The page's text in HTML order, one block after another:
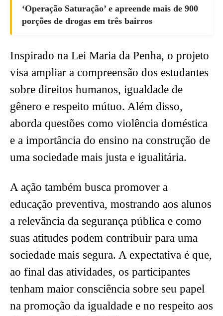
‘Operação Saturação’ e apreende mais de 900
porções de drogas em três bairros
Inspirado na Lei Maria da Penha, o projeto
visa ampliar a compreensão dos estudantes
sobre direitos humanos, igualdade de
gênero e respeito mútuo. Além disso,
aborda questões como violência doméstica
e a importância do ensino na construção de
uma sociedade mais justa e igualitária.
A ação também busca promover a
educação preventiva, mostrando aos alunos
a relevância da segurança pública e como
suas atitudes podem contribuir para uma
sociedade mais segura. A expectativa é que,
ao final das atividades, os participantes
tenham maior consciência sobre seu papel
na promoção da igualdade e no respeito aos